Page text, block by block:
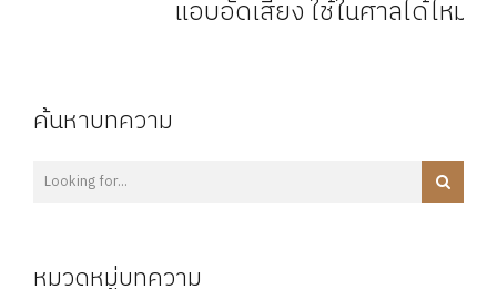
แอบอัดเสียง ใช้ในศาลได้ไหม
ค้นหาบทความ
หมวดหมู่บทความ